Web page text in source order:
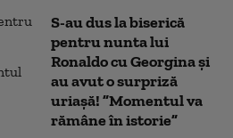
S-au dus la biserică
pentru nunta lui
Ronaldo cu Georgina și
au avut o surpriză
uriașă! ”Momentul va
rămâne în istorie”